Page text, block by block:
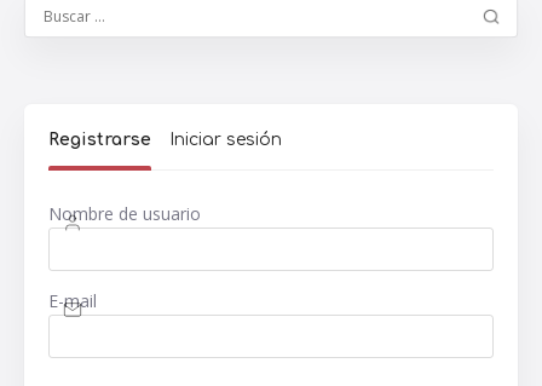
Registrarse Iniciar sesión
Nombre de usuario
E-mail